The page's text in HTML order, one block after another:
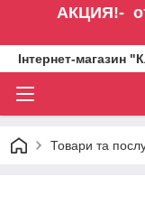
АКЦИЯ!-
Інтернет-магазин
Товари та